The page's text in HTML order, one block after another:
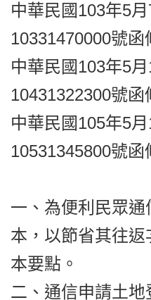
中華民國103年5
10331470000號函
中華民國103年5
10431322300號
中華民國105年5
10531345800號函
一、為便利民眾
本，以節省其往
本要點。
二、通信申請土